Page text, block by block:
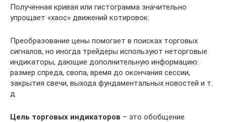
Полученная кривая или гистограмма значительно
упрощает «хаос» движений котировок.
Преобразование цены помогает в поисках торговых
сигналов, но иногда трейдеры используют неторговые
индикаторы, дающие дополнительную информацию:
размер спреда, свопа, время до окончания сессии,
закрытия свечи, выхода фундаментальных новостей и т.
д.
Цель торговых индикаторов – это обобщение